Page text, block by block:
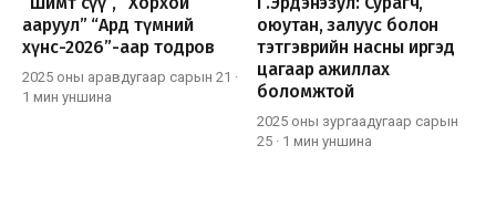
ааруул” “Ард түмний
хүнс-2026”-аар тодров
2025 оны аравдугаар сарын 21 ·
1 мин уншина
оюутан, залуус болон
тэтгэврийн насны иргэд
цагаар ажиллах
боломжтой
2025 оны зургаадугаар сарын
25 · 1 мин уншина